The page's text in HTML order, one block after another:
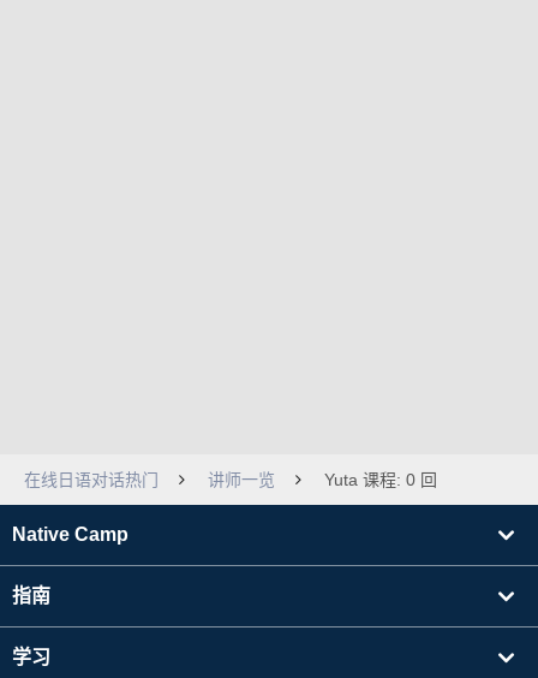
在线日语对话热门 讲师一览 Yuta 课程: 0 回
Native Camp
指南
学习